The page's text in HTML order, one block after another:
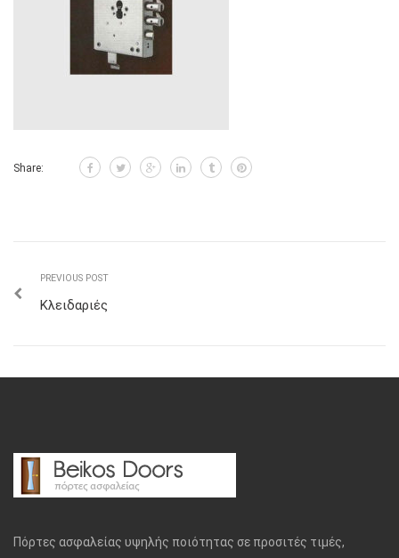
Share:
PREVIOUS POST
Κλειδαριές
Πόρτες ασφαλείας υψηλής ποιότητας σε προσιτές τιμές,